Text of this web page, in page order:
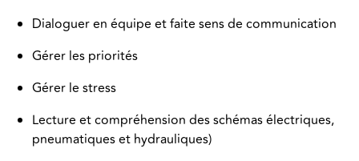
Dialoguer en équipe et faite sens de communication
Gérer les priorités
Gérer le stress
Lecture et compréhension des schémas électriques,
pneumatiques et hydrauliques)